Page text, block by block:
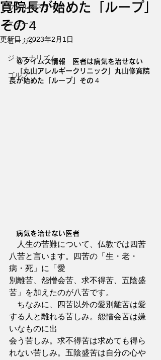
ウェルネスライフ
ニュース
ビーガン
ジャーナリズム
ゴルフ
寛院長が始めた「ループ」
その４
更新日：2023年2月1日
＠タイムス情報　医者は病気を治せない
「丸山アレルギークリニック」丸山修寛院
長が始めた「ループ」その４
病気を治せない医者
人生の苦難について、仏教では四苦
八苦と言います。四苦の「生・老・
病・死」に「愛
別離苦、怨憎会苦、求不得苦、五陰盛
苦」を加えたのが八苦です。
ちなみに、四苦以外の愛別離苦は愛
する人と離れる苦しみ。怨憎会苦は嫌
いなものに出
会う苦しみ。求不得苦は求めても得ら
れない苦しみ。五陰盛苦は自分の心や